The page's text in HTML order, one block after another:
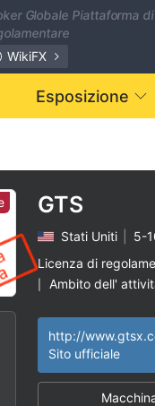
Globale Piattaforma
WikiFX
Esposizione
GTS
Stati Uniti
5-
Licenza di
Ambito dell'
http://
Sito ufficiale